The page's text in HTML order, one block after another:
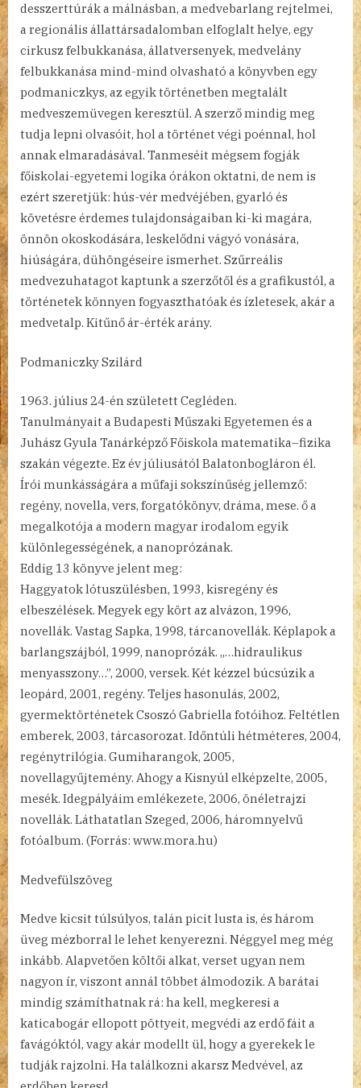
desszerttúrák a málnásban, a medvebarlang rejtelmei,
a regionális állattársadalomban elfoglalt helye, egy
cirkusz felbukkanása, állatversenyek, medvelány
felbukkanása mind-mind olvasható a könyvben egy
podmaniczkys, az egyik történetben megtalált
medveszemüvegen keresztül. A szerző mindig meg
tudja lepni olvasóit, hol a történet végi poénnal, hol
annak elmaradásával. Tanmeséit mégsem fogják
főiskolai-egyetemi logika órákon oktatni, de nem is
ezért szeretjük: hús-vér medvéjében, gyarló és
követésre érdemes tulajdonságaiban ki-ki magára,
önnön okoskodására, leskelődni vágyó vonására,
hiúságára, dühöngéseire ismerhet. Szűrreális
medvezuhatagot kaptunk a szerzőtől és a grafikustól, a
történetek könnyen fogyaszthatóak és ízletesek, akár a
medvetalp. Kitűnő ár-érték arány.
Podmaniczky Szilárd
július 24-én született Cegléden.
Tanulmányait a Budapesti Műszaki Egyetemen és a
Juhász Gyula Tanárképző Főiskola matematika–fizika
szakán végezte. Ez év júliusától Balatonbogláron él.
Írói munkásságára a műfaji sokszínűség jellemző:
regény, novella, vers, forgatókönyv, dráma, mese. ő a
megalkotója a modern magyar irodalom egyik
különlegességének, a nanoprózának.
Eddig 13 könyve jelent meg:
Haggyatok lótuszülésben, 1993, kisregény és
elbeszélések. Megyek egy kört az alvázon, 1996,
novellák. Vastag Sapka, 1998, tárcanovellák. Képlapok a
barlangszájból, 1999, nanoprózák. „…hidraulikus
menyasszony…”, 2000, versek. Két kézzel búcsúzik a
leopárd, 2001, regény. Teljes hasonulás, 2002,
gyermektörténetek Csoszó Gabriella fotóihoz. Feltétlen
emberek, 2003, tárcasorozat. Időntúli hétméteres, 2004,
regénytrilógia. Gumiharangok, 2005,
novellagyűjtemény. Ahogy a Kisnyúl elképzelte, 2005,
mesék. Idegpályáim emlékezete, 2006, önéletrajzi
novellák. Láthatatlan Szeged, 2006, háromnyelvű
fotóalbum. (Forrás: www.mora.hu)
Medvefülszöveg
Medve kicsit túlsúlyos, talán picit lusta is, és három
üveg mézborral le lehet kenyerezni. Néggyel meg még
inkább. Alapvetően költői alkat, verset ugyan nem
nagyon ír, viszont annál többet álmodozik. A barátai
mindig számíthatnak rá: ha kell, megkeresi a
katicabogár ellopott pöttyeit, megvédi az erdő fáit a
favágóktól, vagy akár modellt ül, hogy a gyerekek le
tudják rajzolni. Ha találkozni akarsz Medvével, az